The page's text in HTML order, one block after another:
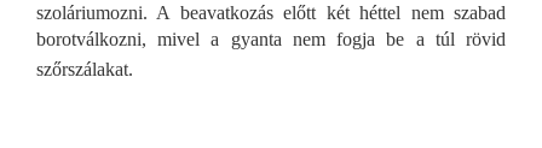
szoláriumozni. A beavatkozás előtt két héttel nem szabad
borotválkozni, mivel a gyanta nem fogja be a túl rövid
szőrszálakat.